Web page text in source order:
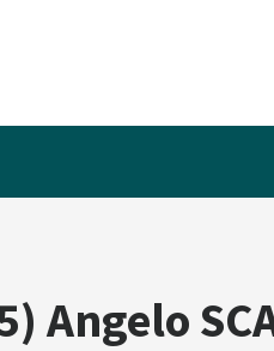
Angelo